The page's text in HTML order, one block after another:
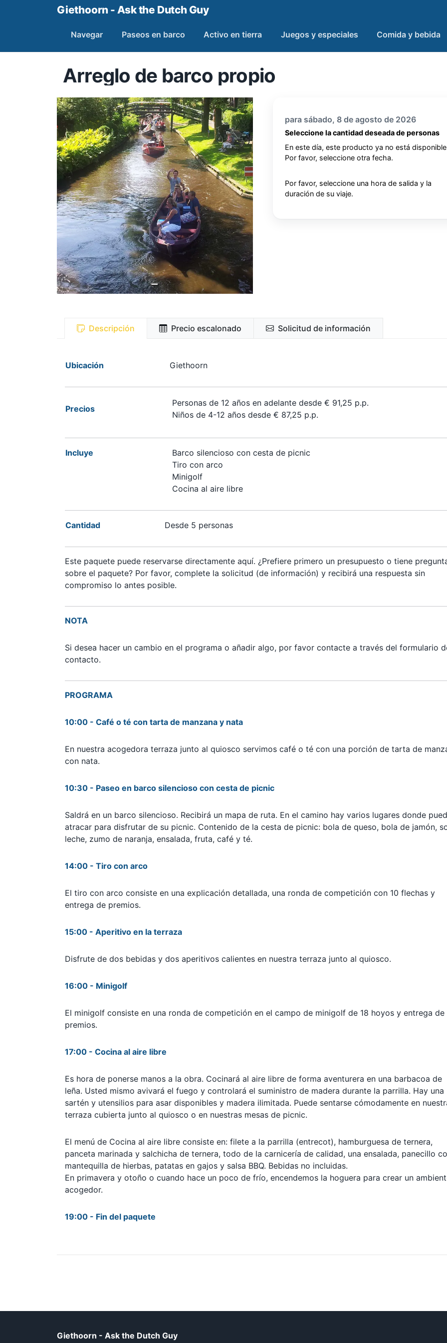
Giethoorn - Ask the Dutch Guy
Navegar Paseos en barco Activo en tierra Juegos y especiales Comida y bebida
Arreglo de barco propio
para sábado, 8 de agosto de 2026
Seleccione la cantidad deseada de personas
En este día, este producto ya no está
Por favor, seleccione otra fecha.
Por favor, seleccione una hora de salida y la
duración de su viaje.
Descripción Precio escalonado Solicitud de información
Ubicación Giethoorn
Precios
Personas de 12 años en adelante desde € 91,25 p.p.
Niños de 4-12 años desde € 87,25 p.p.
Incluye
Barco silencioso con cesta de picnic
Tiro con arco
Minigolf
Cocina al aire libre
Cantidad Desde 5 personas
Este paquete puede reservarse directamente aquí. ¿Prefiere primero un presupuesto o tiene
sobre el paquete? Por favor, complete la solicitud (de información) y recibirá una respuesta sin
compromiso lo antes posible.
NOTA
Si desea hacer un cambio en el programa o añadir algo, por favor contacte a través del formulario
contacto.
PROGRAMA
10:00 - Café o té con tarta de manzana y nata
En nuestra acogedora terraza junto al quiosco servimos café o té con una porción de tarta de
con nata.
10:30 - Paseo en barco silencioso con cesta de picnic
Saldrá en un barco silencioso. Recibirá un mapa de ruta. En el camino hay varios lugares donde
atracar para disfrutar de su picnic. Contenido de la cesta de picnic: bola de queso, bola de jamón,
leche, zumo de naranja, ensalada, fruta, café y té.
14:00 - Tiro con arco
El tiro con arco consiste en una explicación detallada, una ronda de competición con 10 flechas y
entrega de premios.
15:00 - Aperitivo en la terraza
Disfrute de dos bebidas y dos aperitivos calientes en nuestra terraza junto al quiosco.
16:00 - Minigolf
El minigolf consiste en una ronda de competición en el campo de minigolf de 18 hoyos y entrega de
premios.
17:00 - Cocina al aire libre
Es hora de ponerse manos a la obra. Cocinará al aire libre de forma aventurera en una barbacoa de
leña. Usted mismo avivará el fuego y controlará el suministro de madera durante la parrilla. Hay una
sartén y utensilios para asar disponibles y madera ilimitada. Puede sentarse cómodamente en
terraza cubierta junto al quiosco o en nuestras mesas de picnic.
El menú de Cocina al aire libre consiste en: filete a la parrilla (entrecot), hamburguesa de ternera,
panceta marinada y salchicha de ternera, todo de la carnicería de calidad, una ensalada, panecillo
mantequilla de hierbas, patatas en gajos y salsa BBQ. Bebidas no incluidas.
En primavera y otoño o cuando hace un poco de frío, encendemos la hoguera para crear un
acogedor.
19:00 - Fin del paquete
Giethoorn - Ask the Dutch Guy